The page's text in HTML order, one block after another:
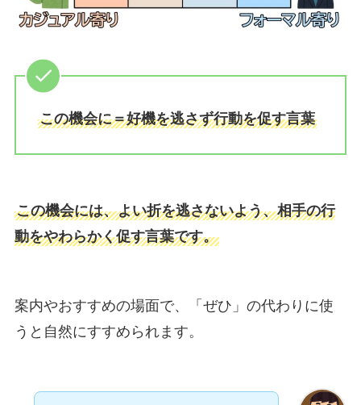
この機会に＝好機を逃さず行動を促す言葉
この機会には、よい折を逃さないよう、相手の行
動をやわらかく促す言葉です。
案内やおすすめの場面で、「ぜひ」の代わりに使
うと自然にすすめられます。